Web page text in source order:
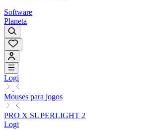
Software
Planeta
Logi
Mouses para jogos
PRO X SUPERLIGHT 2
Logi